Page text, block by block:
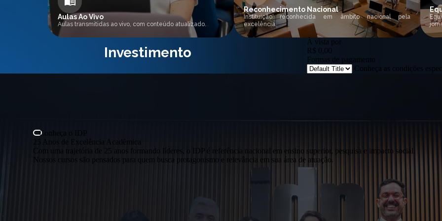
Aulas Ao Vivo
Aulas transmitidas ao vivo, com conteúdo atualizado.
Reconhecimento Nacional
Instituição reconhecida em âmbito nacional pela
excelência.
Investimento
À vista por
R$ 0,00
Formas de pagamento
Conheça as condições
Conheça o IDP
25 Anos de Excelência Acadêmica
Com uma trajetória de 25 anos formando líderes, o IDP é referência nacional em ensino superior, pesquisa e impacto social.
Nossos cursos são pensados para quem busca protagonismo e relevância em sua área de atuação.